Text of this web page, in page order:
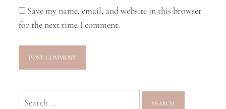
Save my name, email, and website in this browser
for the next time I comment.